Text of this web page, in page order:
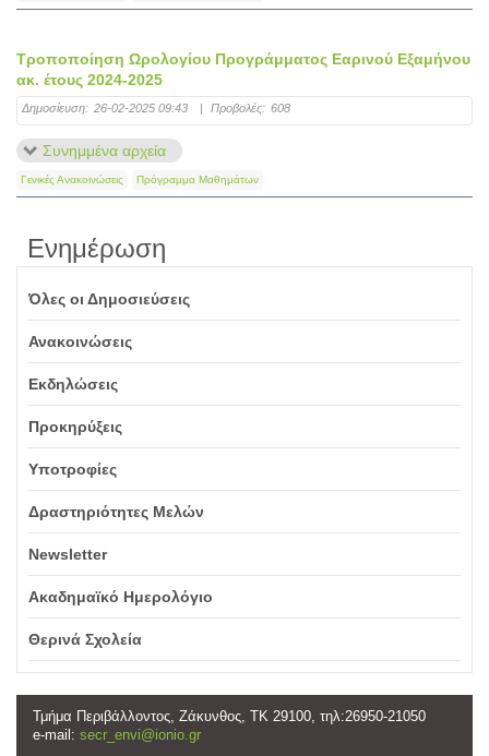
Τροποποίηση Ωρολογίου Προγράμματος Εαρινού Εξαμήνου
ακ. έτους 2024-2025
Δημοσίευση: 26-02-2025 09:43 | Προβολές: 608
Συνημμένα αρχεία
Γενικές Ανακοινώσεις Πρόγραμμα Μαθημάτων
Ενημέρωση
Όλες οι Δημοσιεύσεις
Ανακοινώσεις
Εκδηλώσεις
Προκηρύξεις
Υποτροφίες
Δραστηριότητες Μελών
Newsletter
Ακαδημαϊκό Ημερολόγιο
Θερινά Σχολεία
Τμήμα Περιβάλλοντος, Ζάκυνθος, ΤΚ 29100, τηλ:26950-21050
e-mail: secr_envi@ionio.gr